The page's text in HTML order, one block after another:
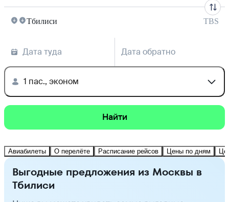
Тбилиси TBS
Дата туда Дата обратно
1 пас., эконом
Найти
Авиабилеты О перелёте Расписание рейсов Цены по дням
Выгодные предложения из Москвы в
Тбилиси